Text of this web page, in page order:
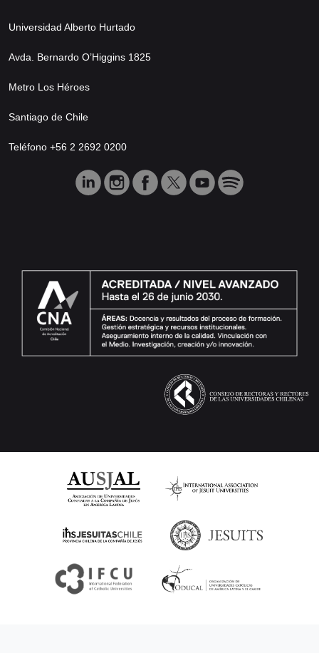
Universidad Alberto Hurtado
Avda. Bernardo O’Higgins 1825
Metro Los Héroes
Santiago de Chile
Teléfono +56 2 2692 0200